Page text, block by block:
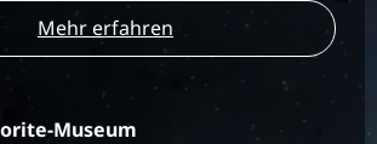
Mehr erfahren
Museum